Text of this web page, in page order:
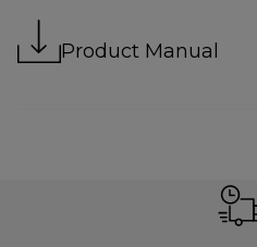
Product Manual